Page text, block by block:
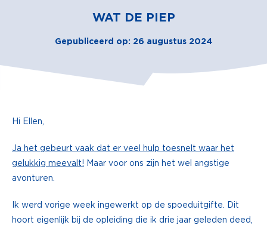
WAT DE PIEP
Gepubliceerd op: 26 augustus 2024
Hi Ellen,
Ja het gebeurt vaak dat er veel hulp toesnelt waar het
gelukkig meevalt! Maar voor ons zijn het wel angstige
avonturen.
Ik werd vorige week ingewerkt op de spoeduitgifte. Dit
hoort eigenlijk bij de opleiding die ik drie jaar geleden deed,